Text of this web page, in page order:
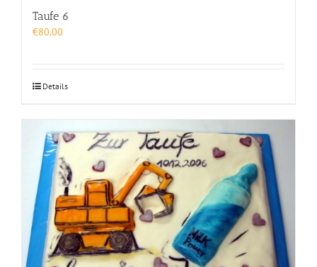
Taufe 6
€80,00
Details